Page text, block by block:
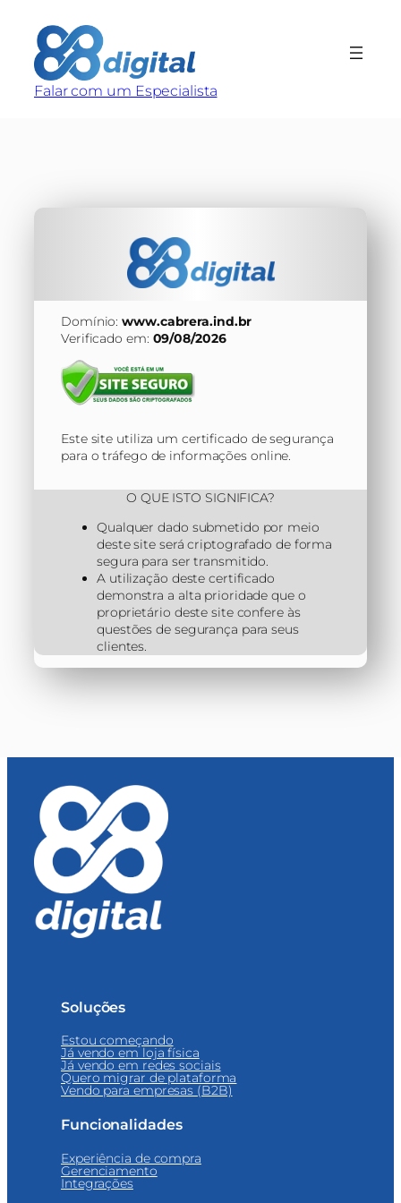
conteúdo
Falar com um Especialista
Domínio:www.cabrera.ind.br
Verificado em: 09/08/2026
Este site utiliza um certificado de segurança
para o tráfego de informações online.
O QUE ISTO SIGNIFICA?
Qualquer dado submetido por meio
deste site será criptografado de forma
segura para ser transmitido.
A utilização deste certificado
demonstra a alta prioridade que o
proprietário deste site confere às
questões de segurança para seus
clientes.
Soluções
Estou começando
Já vendo em loja física
Já vendo em redes sociais
Quero migrar de plataforma
Vendo para empresas (B2B)
Funcionalidades
Experiência de compra
Gerenciamento
Integrações